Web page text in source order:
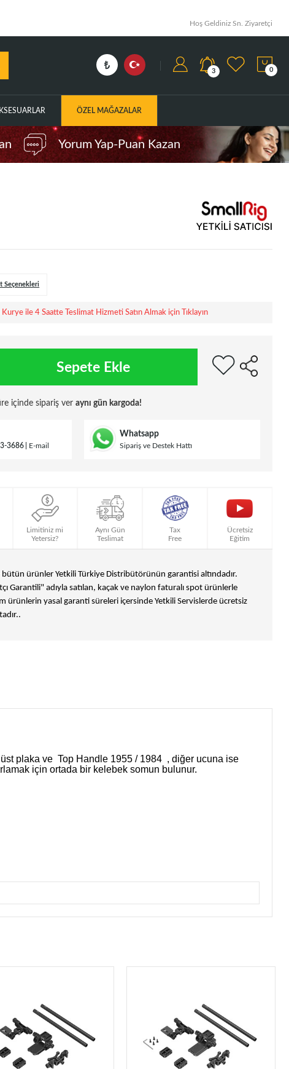
Hoş Geldiniz Sn. Ziyaretçi
3 0
ÖZEL MAĞAZALAR
Yorum Yap-Puan Kazan
Seçenekleri
Kurye ile 4 Saatte Teslimat Hizmeti Satın Almak için Tıklayın
Sepete Ekle
içinde sipariş ver aynı gün kargoda!
3686 E-mail
Whatsapp
Sipariş ve Destek Hattı
Limitiniz mi
Yetersiz?
Aynı Gün
Teslimat
Tax
Free
Ücretsiz
Eğitim
bütün ürünler Yetkili Türkiye Distribütörünün garantisi altındadır.
Garantili" adıyla satılan, kaçak ve naylon faturalı spot ürünlerle
ürünlerin yasal garanti süreleri içersinde Yetkili Servislerde ücretsiz
plaka ve Top Handle 1955 / 1984 , diğer ucuna ise
için ortada bir kelebek somun bulunur.